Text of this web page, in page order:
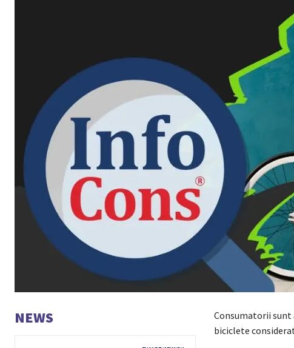
NEWS
Consumatorii sunt
biciclete